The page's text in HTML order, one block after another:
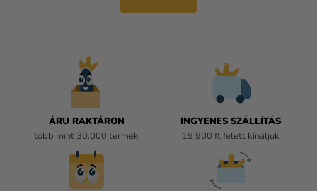
T
s
ÁRU RAKTÁRON
több mint 30.000 termék
INGYENES SZÁLLÍTÁS
19 900 ft felett kínáljuk